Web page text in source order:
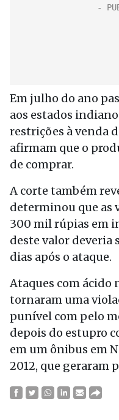
Em julho do ano
aos estados
restrições à venda
afirmam que o
de comprar.
A corte também
determinou que as
300 mil rúpias em
deste valor deveria
dias após o ataque.
Ataques com ácido
tornaram uma
punível com pelo
depois do estupro
em um ônibus em
2012, que geraram